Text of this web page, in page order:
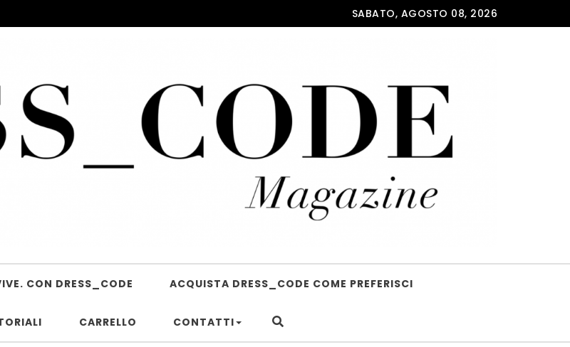
SABATO, AGOSTO 08, 2026
CON DRESS_CODE ACQUISTA DRESS_CODE COME PREFERISCI
CARRELLO CONTATTI